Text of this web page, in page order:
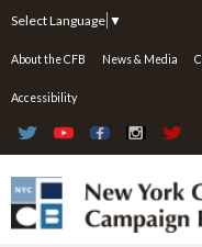
Select Language ▼
About the CFB News & Media
Accessibility